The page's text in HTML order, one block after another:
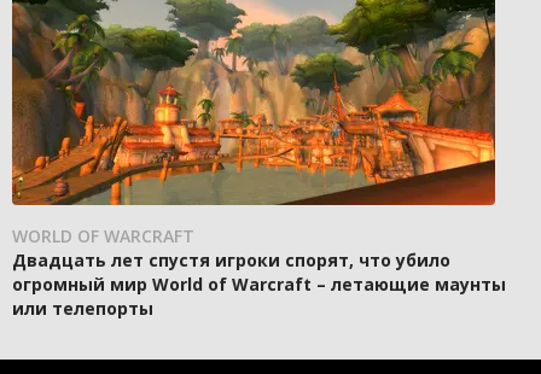
WORLD OF WARCRAFT
Двадцать лет спустя игроки спорят, что убило
огромный мир World of Warcraft – летающие маунты
или телепорты